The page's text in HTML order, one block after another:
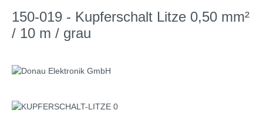
150-019 - Kupferschalt Litze 0,50 mm²
/ 10 m / grau
Bildergalerie überspringen